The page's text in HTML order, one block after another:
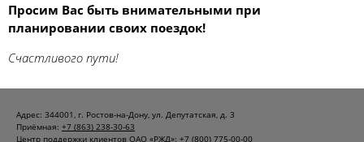
Просим Вас быть внимательными при
планировании своих поездок!
Счастливого пути!
Адрес: 344001, г. Ростов-на-Дону, ул. Депутатская, д. 3
Приёмная: +7 (863) 238-30-63
Центр поддержки клиентов ОАО «РЖД»: +7 (800) 775-00-00